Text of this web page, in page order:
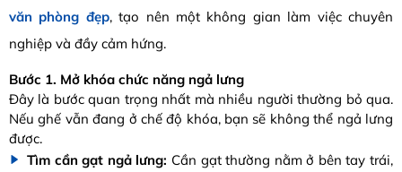
văn phòng đẹp, tạo nên một không gian làm việc chuyên
nghiệp và đầy cảm hứng.
Bước 1. Mở khóa chức năng ngả lưng
Đây là bước quan trọng nhất mà nhiều người thường bỏ qua.
Nếu ghế vẫn đang ở chế độ khóa, bạn sẽ không thể ngả lưng
được.
Tìm cần gạt ngả lưng: Cần gạt thường nằm ở bên tay trái,